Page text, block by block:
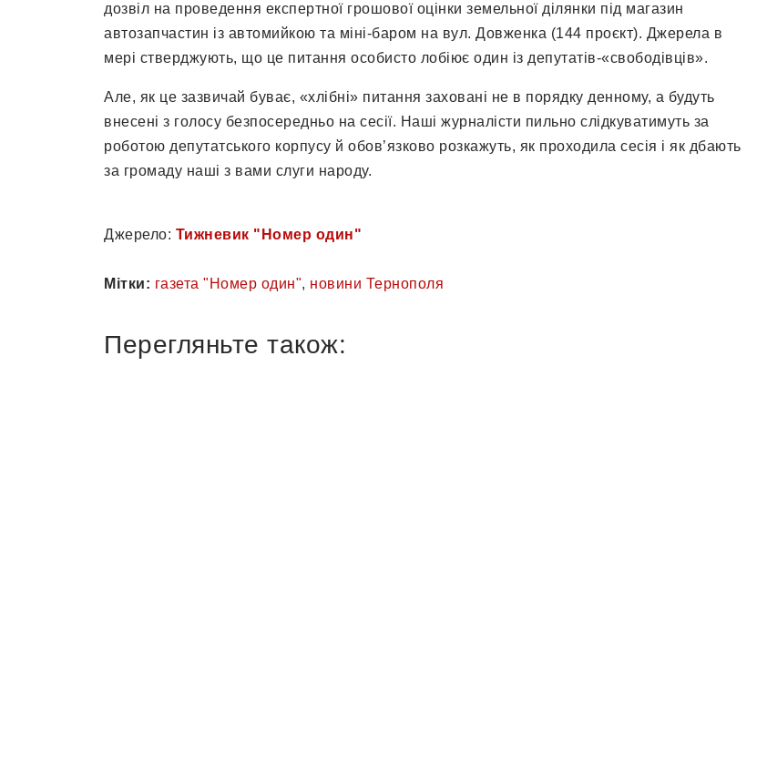
дозвіл на проведення експертної грошової оцінки земельної ділянки під магазин
автозапчастин із автомийкою та міні-баром на вул. Довженка (144 проєкт). Джерела в
мері стверджують, що це питання особисто лобіює один із депутатів-«свободівців».
Але, як це зазвичай буває, «хлібні» питання заховані не в порядку денному, а будуть
внесені з голосу безпосередньо на сесії. Наші журналісти пильно слідкуватимуть за
роботою депутатського корпусу й обов’язково розкажуть, як проходила сесія і як дбають
за громаду наші з вами слуги народу.
Джерело: Тижневик "Номер один"
Мітки: газета "Номер один", новини Тернополя
Перегляньте також: